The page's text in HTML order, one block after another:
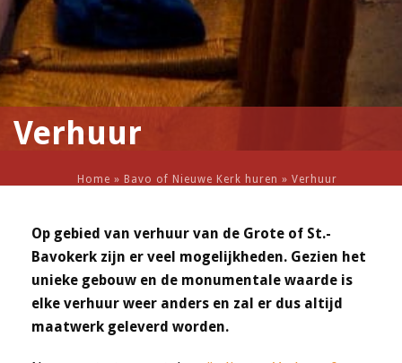
Verhuur
Home » Bavo of Nieuwe Kerk huren » Verhuur
Op gebied van verhuur van de Grote of St.-
Bavokerk zijn er veel mogelijkheden. Gezien het
unieke gebouw en de monumentale waarde is
elke verhuur weer anders en zal er dus altijd
maatwerk geleverd worden.